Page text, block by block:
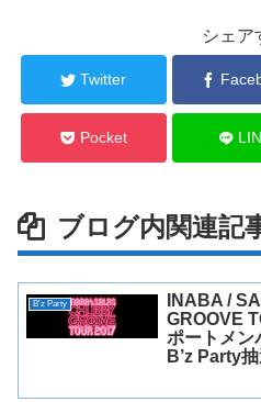
シェア
Twitter
Pocket
ブログ内関連記
B'z Party
INABA /
GROOVE
ポートメン
B’z Party